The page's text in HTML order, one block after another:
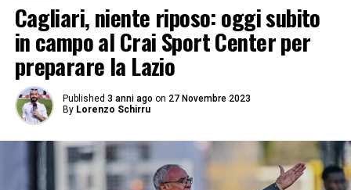
Cagliari, niente riposo: oggi subito
in campo al Crai Sport Center per
preparare la Lazio
Published 3 anni ago on 27 Novembre 2023
By Lorenzo Schirru